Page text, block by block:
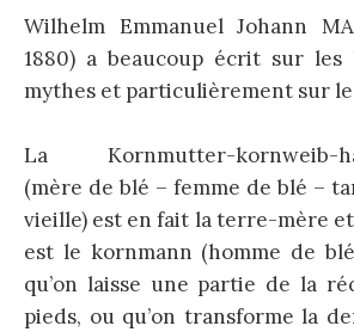
Wilhelm Emmanuel Johann
1880) a beaucoup écrit sur les
mythes et particulièrement sur
La Kornmutter-kornweib-
(mère de blé – femme de blé –
vieille) est en fait la terre-mère
est le kornmann (homme de
qu’on laisse une partie de la
pieds, ou qu’on transforme la